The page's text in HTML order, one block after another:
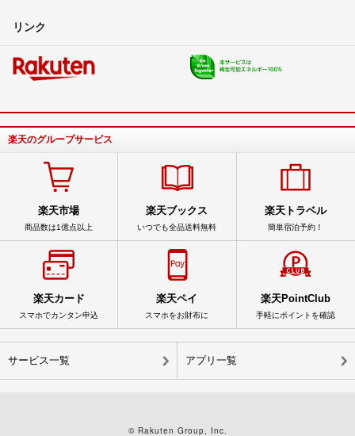
リンク
楽天のグループサービス
楽天市場
商品数は1億点以上
楽天ブックス
いつでも全品送料無料
楽天トラベル
簡単宿泊予約！
楽天カード
スマホでカンタン申込
楽天ペイ
スマホをお財布に
楽天PointClub
手軽にポイントを確認
サービス一覧 アプリ一覧
© Rakuten Group, Inc.